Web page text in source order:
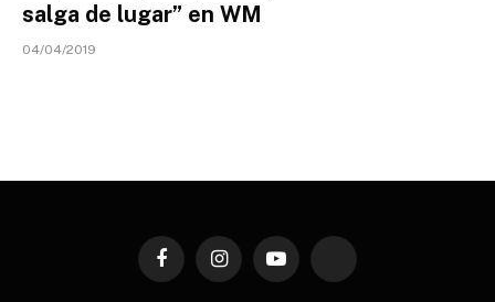
salga de lugar” en WM
04/04/2019
FacebookInstagramYouTube TikTok